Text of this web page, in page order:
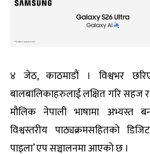
४ जेठ, काठमाडौं । विश्वभर
बालबालिकाहरुलाई लक्षित गरि
मौलिक नेपाली भाषामा अभ्यस्त
विश्वस्तरीय पाठ्यक्रमसहितको
पाइला’ एप सञ्चालनमा आएको छ ।